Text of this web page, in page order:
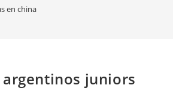
en china
juniors